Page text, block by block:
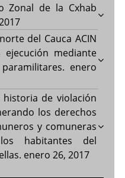
Zonal de la Cxhab
del Cauca ACIN
mediante
enero
de violación
los derechos
y comuneras
habitantes del
enero 26, 2017